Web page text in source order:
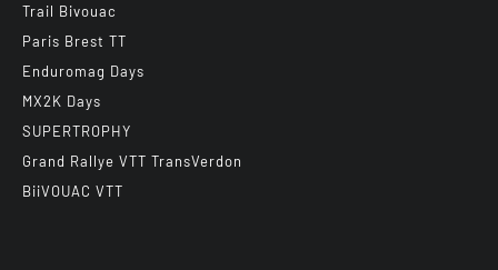
Trail Bivouac
Paris Brest TT
Enduromag Days
MX2K Days
SUPERTROPHY
Grand Rallye VTT TransVerdon
BiiVOUAC VTT